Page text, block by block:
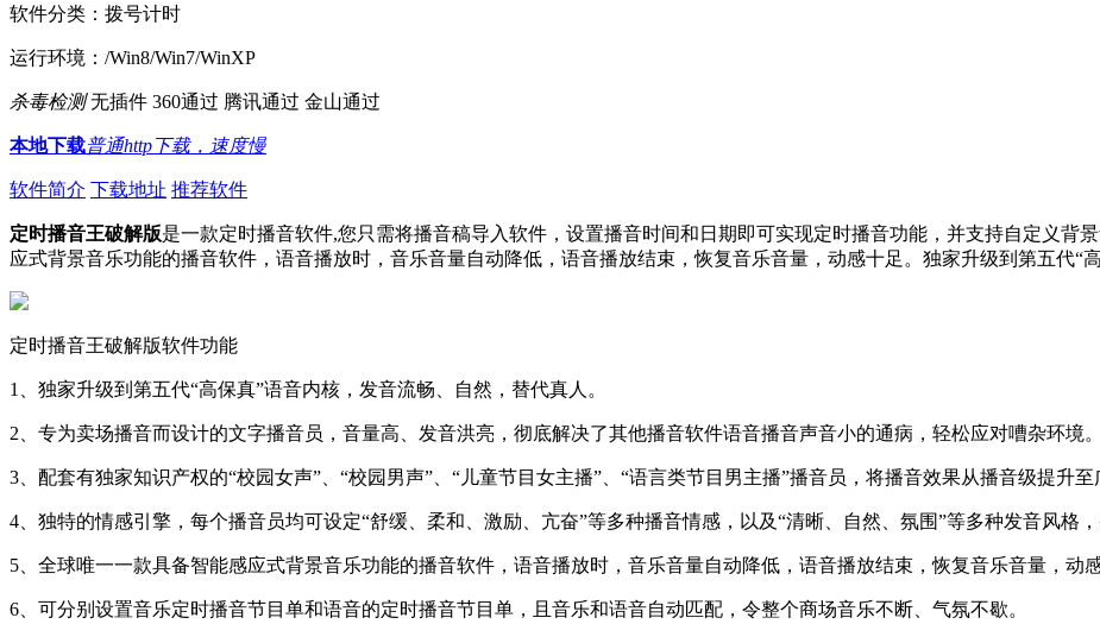
软件分类： 拨号计时
运行环境： /Win8/Win7/WinXP
杀毒检测 无插件 360通过 腾讯通过 金山通过
本地下载普通http下载，速度慢
软件简介 下载地址 推荐软件
定时播音王破解版是一款定时播音软件,您只需将播音稿导入软件，设置播音时间和日期即可实现定时播音功能，并支持自定义背
应式背景音乐功能的播音软件，语音播放时，音乐音量自动降低，语音播放结束，恢复音乐音量，动感十足。独家升级到第五代“
定时播音王破解版软件功能
1、独家升级到第五代“高保真”语音内核，发音流畅、自然，替代真人。
2、专为卖场播音而设计的文字播音员，音量高、发音洪亮，彻底解决了其他播音软件语音播音声音小的通病，轻松应对嘈杂环境。
3、配套有独家知识产权的“校园女声”、“校园男声”、“儿童节目女主播”、“语言类节目男主播”播音员，将播音效果从播音级提升至
4、独特的情感引擎，每个播音员均可设定“舒缓、柔和、激励、亢奋”等多种播音情感，以及“清晰、自然、氛围”等多种发音风格
5、全球唯一一款具备智能感应式背景音乐功能的播音软件，语音播放时，音乐音量自动降低，语音播放结束，恢复音乐音量，动感
6、可分别设置音乐定时播音节目单和语音的定时播音节目单，且音乐和语音自动匹配，令整个商场音乐不断、气氛不歇。